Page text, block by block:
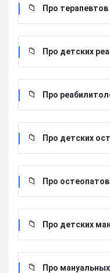
Про терапевтов
Про детских
Про
Про детских
Про
Про детских
Про